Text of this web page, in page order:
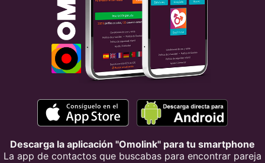
Descarga la aplicación "Omolink" para tu smartphone
La app de contactos que buscabas para encontrar pareja